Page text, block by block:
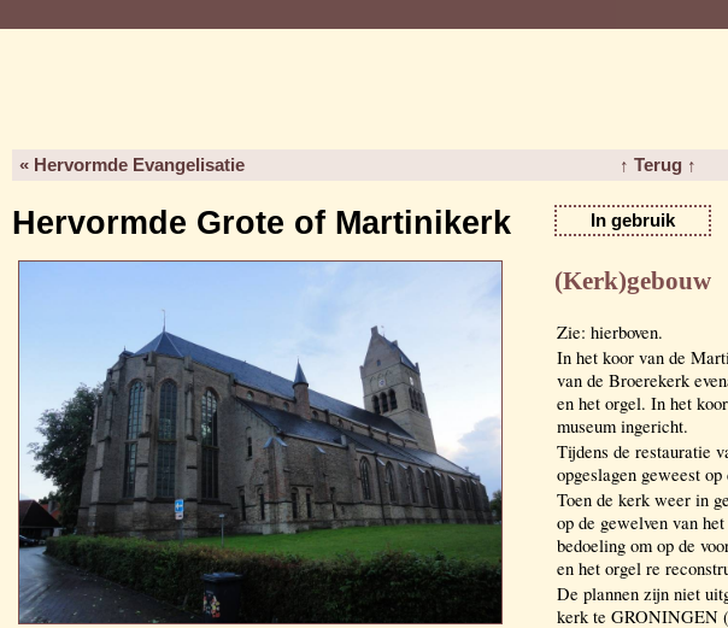
« Hervormde Evangelisatie ↑ Terug ↑
Hervormde Grote of Martinikerk In gebruik
(Kerk)gebouw
Zie: hierboven.
In het koor van de
van de Broerekerk
en het orgel. In het
museum ingericht.
Tijdens de restauratie
opgeslagen geweest
Toen de kerk weer in
op de gewelven van
bedoeling om op de
en het orgel re
De plannen zijn niet
kerk te GRONINGEN